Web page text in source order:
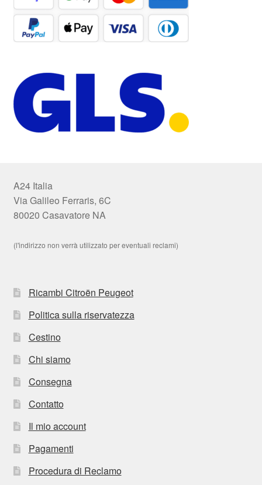
A24 Italia
Via Galileo Ferraris, 6C
80020 Casavatore NA
(l'indirizzo non verrà utilizzato per eventuali reclami)
Ricambi Citroën Peugeot
Politica sulla riservatezza
Cestino
Chi siamo
Consegna
Contatto
Il mio account
Pagamenti
Procedura di Reclamo